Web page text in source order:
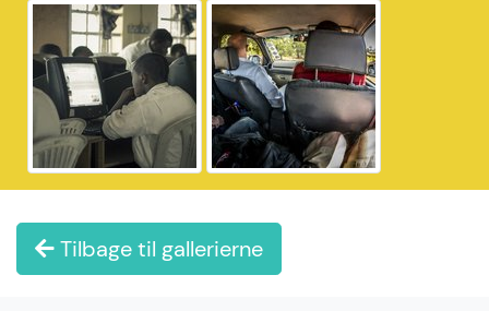
Tilbage til gallerierne